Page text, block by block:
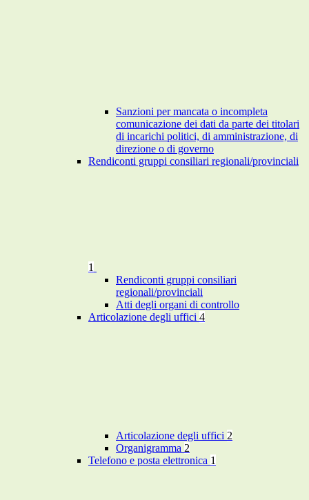
Sanzioni per mancata o incompleta
comunicazione dei dati da parte dei titolari
di incarichi politici, di amministrazione, di
direzione o di governo
Rendiconti gruppi consiliari regionali/provinciali
1
Rendiconti gruppi consiliari
regionali/provinciali
Atti degli organi di controllo
Articolazione degli uffici 4
Articolazione degli uffici 2
Organigramma 2
Telefono e posta elettronica 1